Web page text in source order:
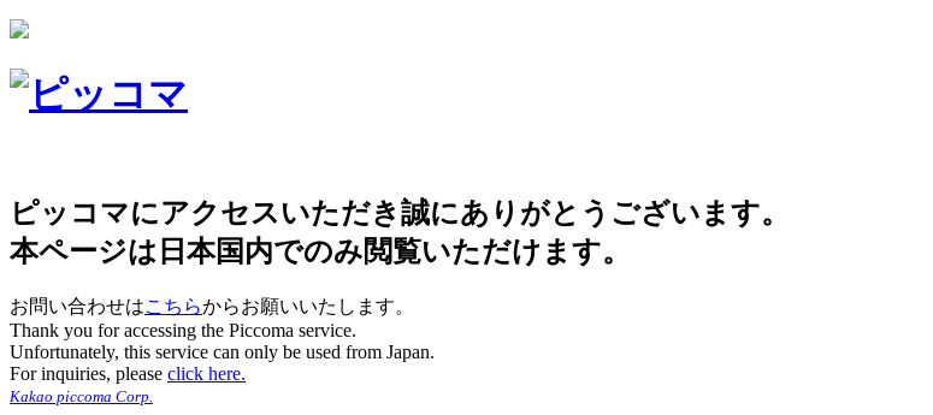
ピッコマにアクセスいただき誠にありがとうございます。
本ページは日本国内でのみ閲覧いただけます。
お問い合わせはこちらからお願いいたします。
Thank you for accessing the Piccoma service.
Unfortunately, this service can only be used from Japan.
For inquiries, please click here.
Kakao piccoma Corp.